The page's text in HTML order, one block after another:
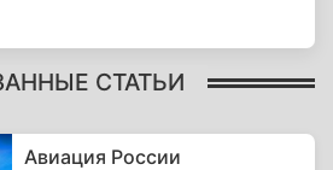
СТАТЬИ
Авиация России